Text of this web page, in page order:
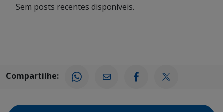
Sem posts recentes disponíveis.
Compartilhe: